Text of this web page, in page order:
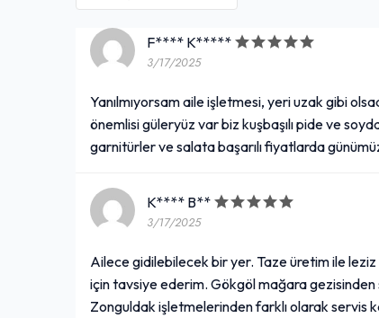
F**** K*****
3/17/2025
Yanılmıyorsam aile işletmesi, yeri uzak gibi
önemlisi güleryüz var biz kuşbaşılı pide ve
garnitürler ve salata başarılı fiyatlarda
K**** B**
3/17/2025
Ailece gidilebilecek bir yer. Taze üretim ile
için tavsiye ederim. Gökgöl mağara gezisinden
Zonguldak işletmelerinden farklı olarak servis